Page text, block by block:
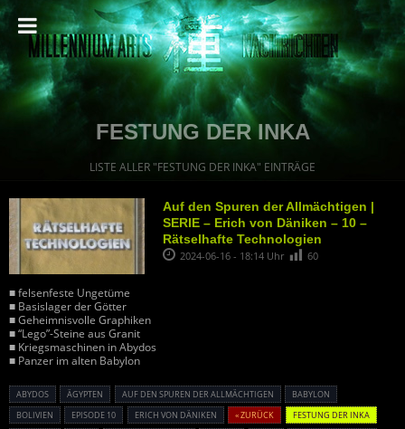
FESTUNG DER INKA
LISTE ALLER "FESTUNG DER INKA" EINTRÄGE
Auf den Spuren der Allmächtigen |
SERIE – Erich von Däniken – 10 –
Rätselhafte Technologien
2024-06-16 - 18:14 Uhr 60
■ felsenfeste Ungetüme
■ Basislager der Götter
■ Geheimnisvolle Graphiken
■ “Lego”-Steine aus Granit
■ Kriegsmaschinen in Abydos
■ Panzer im alten Babylon
ABYDOS ÄGYPTEN AUF DEN SPUREN DER ALLMÄCHTIGEN
BABYLON
BOLIVIEN
EPISODE 10 ERICH VON DÄNIKEN « ZURÜCK
FESTUNG DER INKA